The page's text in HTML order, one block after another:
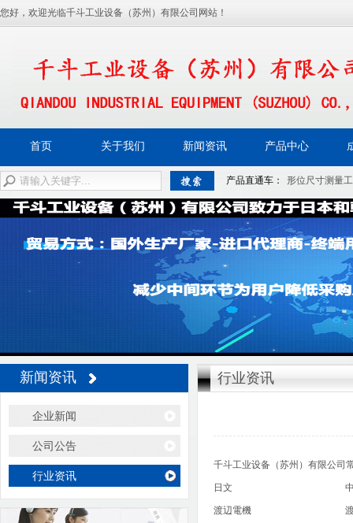
您好，欢迎光临千斗工业设备（苏州）有限公司网站！
首页 关于我们 新闻资讯 产品中心
产品直通车：
形位尺寸测量
测仪器
光学分析仪器 其他
新闻资讯
企业新闻
公司公告
行业资讯
行业资讯
千斗工业设备（苏州）有限公司
日文
渡辺電機